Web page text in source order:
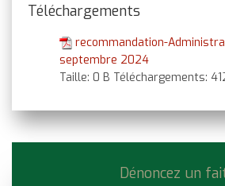
Téléchargements
recommandation-
septembre 2024
Taille: 0 B Téléchargements:
Dénoncez un